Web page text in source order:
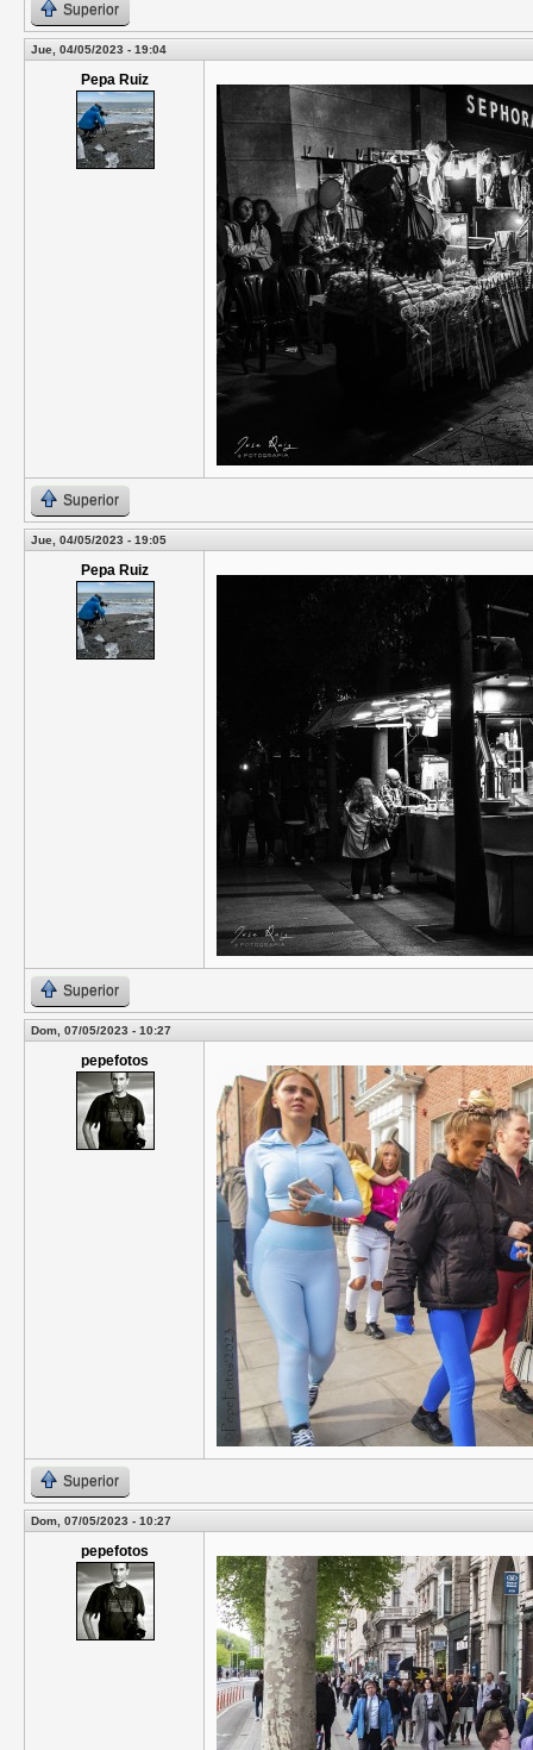
Superior
Jue, 04/05/2023 - 19:04
Pepa Ruiz
Superior
Jue, 04/05/2023 - 19:05
Pepa Ruiz
Superior
Dom, 07/05/2023 - 10:27
pepefotos
Superior
Dom, 07/05/2023 - 10:27
pepefotos